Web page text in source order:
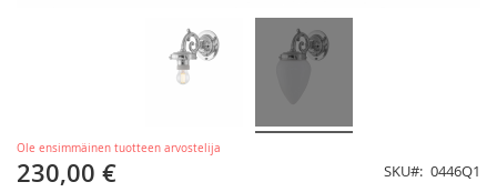
Ole ensimmäinen tuotteen arvostelija
230,00 € SKU 0446Q1